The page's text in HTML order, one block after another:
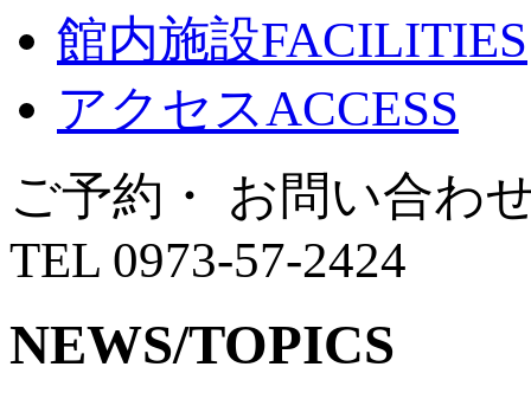
館内施設FACILITIES
アクセスACCESS
ご予約・ お問い合わ
TEL 0973-57-2424
NEWS/TOPICS